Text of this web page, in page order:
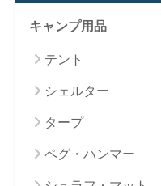
キャンプ用品
テント
シェルター
タープ
ペグ・ハンマー